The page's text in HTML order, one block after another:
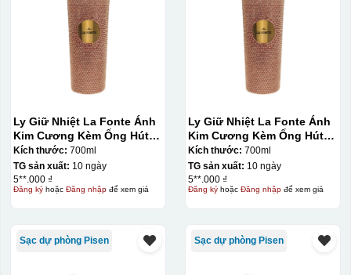
Ly Giữ Nhiệt La Fonte Ánh
Kim Cương Kèm Ống Hút-
700 ml-014687-GOL
Kích thước: 700ml
TG sản xuất: 10 ngày
5**.000 ₫
Đăng kýhoặc Đăng nhậpđể xem giá
Ly Giữ Nhiệt La Fonte Ánh
Kim Cương Kèm Ống Hút-
700 ml-014687-GOL
Kích thước: 700ml
TG sản xuất: 10 ngày
5**.000 ₫
Đăng kýhoặc Đăng nhậpđể xem giá
Sạc dự phòng Pisen Sạc dự phòng Pisen